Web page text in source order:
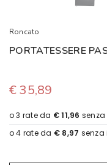
Roncato
PORTATESSERE
€ 35,89